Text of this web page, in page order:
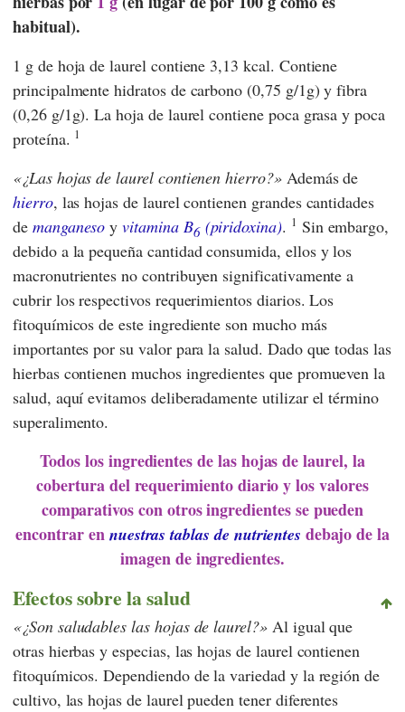
habitual).
1 g de hoja de laurel contiene 3,13 kcal. Contiene
principalmente hidratos de carbono (0,75 g/1g) y fibra
(0,26 g/1g). La hoja de laurel contiene poca grasa y poca
proteína. 1
¿Las hojas de laurel contienen hierro? Además de
hierro, las hojas de laurel contienen grandes cantidades
de manganeso yvitamina B6(piridoxina). 1 Sin embargo,
debido a la pequeña cantidad consumida, ellos y los
macronutrientes no contribuyen significativamente a
cubrir los respectivos requerimientos diarios. Los
fitoquímicos de este ingrediente son mucho más
importantes por su valor para la salud. Dado que todas las
hierbas contienen muchos ingredientes que promueven la
salud, aquí evitamos deliberadamente utilizar el término
superalimento.
Todos los ingredientes de las hojas de laurel, la
cobertura del requerimiento diario y los valores
comparativos con otros ingredientes se pueden
encontrar en nuestras tablas de nutrientes debajo de la
imagen de ingredientes.
Efectos sobre la salud
¿Son saludables las hojas de laurel? Al igual que
otras hierbas y especias, las hojas de laurel contienen
fitoquímicos. Dependiendo de la variedad y la región de
cultivo, las hojas de laurel pueden tener diferentes